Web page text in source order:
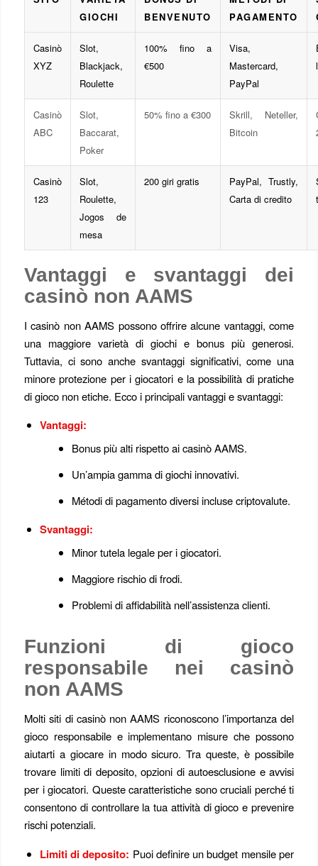
GIOCHI
BENVENUTO
PAGAMENTO
Casinò
XYZ
Slot,
Blackjack,
Roulette
100% fino a
€500
Visa,
Mastercard,
PayPal
Casinò
ABC
Slot,
Baccarat,
Poker
50% fino a €300
Skrill, Neteller,
Bitcoin
Casinò
123
Slot,
Roulette,
Jogos de
mesa
200 giri gratis
PayPal, Trustly,
Carta di credito
Vantaggi e svantaggi dei
casinò non AAMS
I casinò non AAMS possono offrire alcune vantaggi, come
una maggiore varietà di giochi e bonus più generosi.
Tuttavia, ci sono anche svantaggi significativi, come una
minore protezione per i giocatori e la possibilità di pratiche
di gioco non etiche. Ecco i principali vantaggi e svantaggi:
Vantaggi:
Bonus più alti rispetto ai casinò AAMS.
Un’ampia gamma di giochi innovativi.
Métodi di pagamento diversi incluse criptovalute.
Svantaggi:
Minor tutela legale per i giocatori.
Maggiore rischio di frodi.
Problemi di affidabilità nell’assistenza clienti.
Funzioni di gioco
responsabile nei casinò
non AAMS
Molti siti di casinò non AAMS riconoscono l’importanza del
gioco responsabile e implementano misure che possono
aiutarti a giocare in modo sicuro. Tra queste, è possibile
trovare limiti di deposito, opzioni di autoesclusione e avvisi
per i giocatori. Queste caratteristiche sono cruciali perché ti
consentono di controllare la tua attività di gioco e prevenire
rischi potenziali.
Limiti di deposito: Puoi definire un budget mensile per